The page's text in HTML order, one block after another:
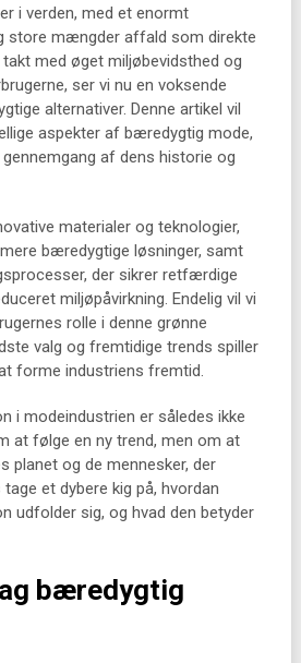
i verden, med et enormt
store mængder affald som direkte
med øget miljøbevidsthed og
ser vi nu en voksende
alternativer. Denne artikel vil
aspekter af bæredygtig mode,
af dens historie og
materialer og teknologier,
bæredygtige løsninger, samt
der sikrer retfærdige
miljøpåvirkning. Endelig vil vi
rolle i denne grønne
valg og fremtidige trends spiller
forme industriens fremtid.
i modeindustrien er således ikke
at følge en ny trend, men om at
planet og de mennesker, der
et dybere kig på, hvordan
udfolder sig, og hvad den betyder
bæredygtig